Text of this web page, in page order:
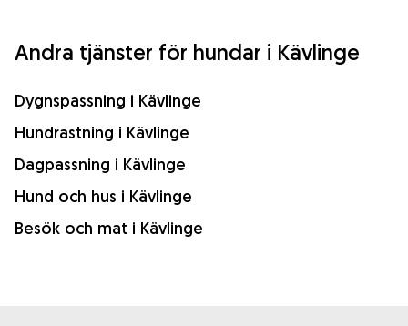
Andra tjänster för hundar i Kävlinge
Dygnspassning i Kävlinge
Hundrastning i Kävlinge
Dagpassning i Kävlinge
Hund och hus i Kävlinge
Besök och mat i Kävlinge